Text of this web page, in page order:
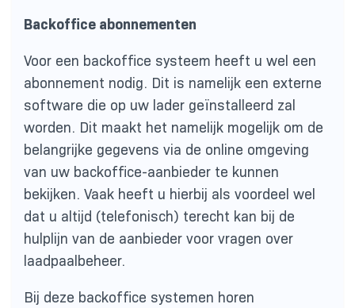
Backoffice abonnementen
Voor een backoffice systeem heeft u wel een
abonnement nodig. Dit is namelijk een externe
software die op uw lader geïnstalleerd zal
worden. Dit maakt het namelijk mogelijk om de
belangrijke gegevens via de online omgeving
van uw backoffice-aanbieder te kunnen
bekijken. Vaak heeft u hierbij als voordeel wel
dat u altijd (telefonisch) terecht kan bij de
hulplijn van de aanbieder voor vragen over
laadpaalbeheer.
Bij deze backoffice systemen horen